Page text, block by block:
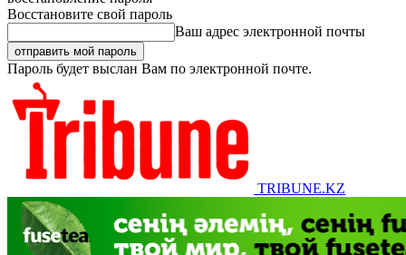
Восстановите свой пароль
Ваш адрес электронной почты
Пароль будет выслан Вам по электронной почте.
TRIBUNE.KZ